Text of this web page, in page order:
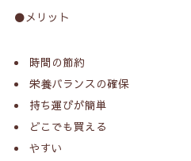
カロリーメイト置き換え
3-1. 大量に食べない
⚫️メリット
時間の節約
栄養バランスの確保
持ち運びが簡単
どこでも買える
やすい